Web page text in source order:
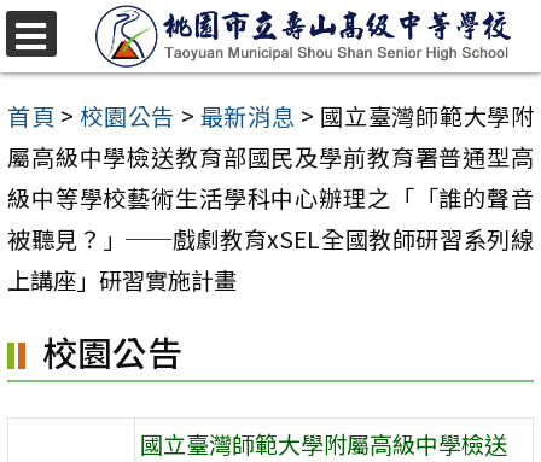
跳
至
主
要
內
容
區
首頁 > 校園公告 > 最新消息 > 國立臺灣師範大學附
屬高級中學檢送教育部國民及學前教育署普通型高
級中等學校藝術生活學科中心辦理之「「誰的聲音
被聽見？」──戲劇教育xSEL全國教師研習系列線
上講座」研習實施計畫
校園公告
國立臺灣師範大學附屬高級中學檢送
選
單